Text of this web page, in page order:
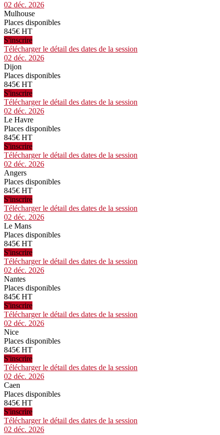
02 déc. 2026
Mulhouse
Places disponibles
845€ HT
S'inscrire
Télécharger le détail des dates de la session
02 déc. 2026
Dijon
Places disponibles
845€ HT
S'inscrire
Télécharger le détail des dates de la session
02 déc. 2026
Le Havre
Places disponibles
845€ HT
S'inscrire
Télécharger le détail des dates de la session
02 déc. 2026
Angers
Places disponibles
845€ HT
S'inscrire
Télécharger le détail des dates de la session
02 déc. 2026
Le Mans
Places disponibles
845€ HT
S'inscrire
Télécharger le détail des dates de la session
02 déc. 2026
Nantes
Places disponibles
845€ HT
S'inscrire
Télécharger le détail des dates de la session
02 déc. 2026
Nice
Places disponibles
845€ HT
S'inscrire
Télécharger le détail des dates de la session
02 déc. 2026
Caen
Places disponibles
845€ HT
S'inscrire
Télécharger le détail des dates de la session
02 déc. 2026